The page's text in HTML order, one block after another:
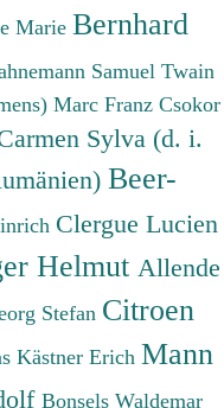
Marie Bernhard
Samuel Twain
Marc Franz Csokor
Sylva (d. i.
Beer-
Clergue Lucien
Helmut Allende
Stefan Citroen
Kästner Erich Mann
Bonsels Waldemar